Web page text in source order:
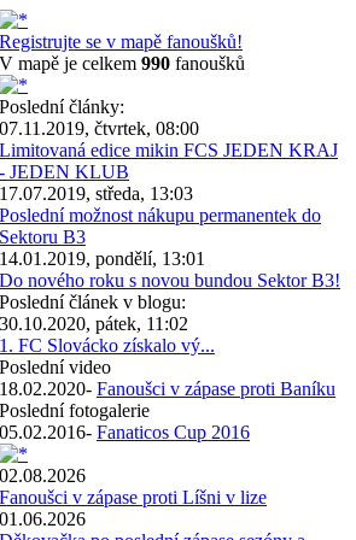
Registrujte se v mapě fanoušků!
V mapě je celkem 990 fanoušků
Poslední články:
07.11.2019, čtvrtek, 08:00
Limitovaná edice mikin FCS JEDEN KRAJ
- JEDEN KLUB
17.07.2019, středa, 13:03
Poslední možnost nákupu permanentek do
Sektoru B3
14.01.2019, pondělí, 13:01
Do nového roku s novou bundou Sektor B3!
Poslední článek v blogu:
30.10.2020, pátek, 11:02
1. FC Slovácko získalo vý...
Poslední video
18.02.2020- Fanoušci v zápase proti Baníku
Poslední fotogalerie
05.02.2016- Fanaticos Cup 2016
02.08.2026
Fanoušci v zápase proti Líšni v lize
01.06.2026